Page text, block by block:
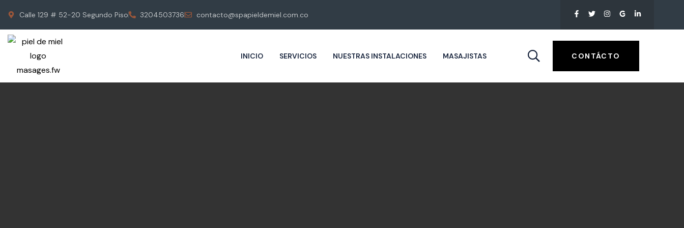
Calle 129 # 52-20 Segundo Piso 3204503736 contacto@spapieldemiel.com.co
INICIO SERVICIOS NUESTRAS INSTALACIONES MASAJISTAS CONTÁCTO